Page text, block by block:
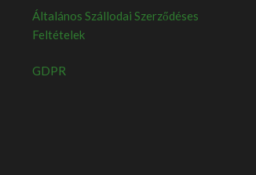
Általános Szállodai Szerződéses
Feltételek
GDPR